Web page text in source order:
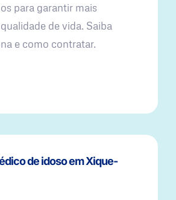
para garantir mais
de vida. Saiba
e como contratar.
de idoso em Xique-